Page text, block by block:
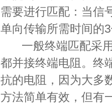
需要进行匹配：当信
单向传输所需时间的
一般终端匹配采用
都并接终端电阻。终
抗的电阻，因为大多
方法简单有效，但有